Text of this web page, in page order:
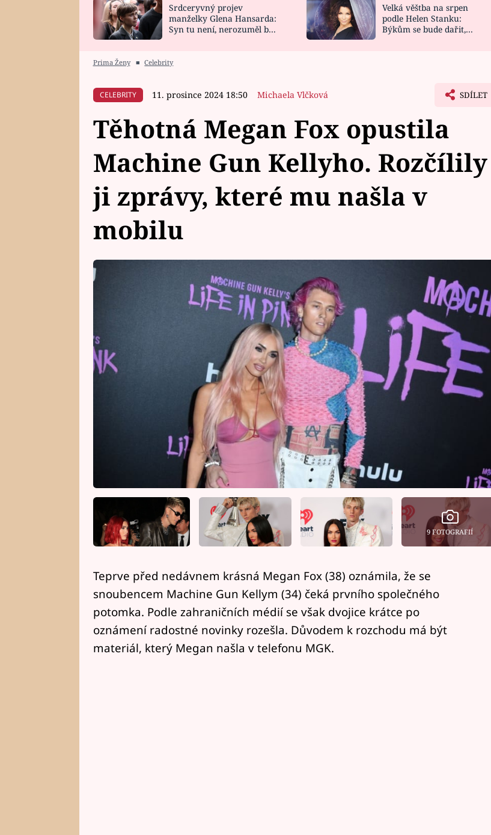
HOROSKOP NA
CELEBRITY
VAŘENÍ
NOVINKY
VIDEORECEPTY
Srdceryvný projev
manželky Glena Hansarda:
Syn tu není, nerozuměl by
Velká věštba na srpen
podle Helen Stanku:
Býkům se bude dařit,
Prima Ženy ■ Celebrity
CELEBRITY 11. prosince 2024 18:50 Michaela Vlčková SDÍLET
Těhotná Megan Fox opustila
Machine Gun Kellyho. Rozčílily
ji zprávy, které mu našla v
mobilu
9 FOTOGRAFIÍ
Teprve před nedávnem krásná Megan Fox (38) oznámila, že se
snoubencem Machine Gun Kellym (34) čeká prvního společného
potomka. Podle zahraničních médií se však dvojice krátce po
oznámení radostné novinky rozešla. Důvodem k rozchodu má být
materiál, který Megan našla v telefonu MGK.